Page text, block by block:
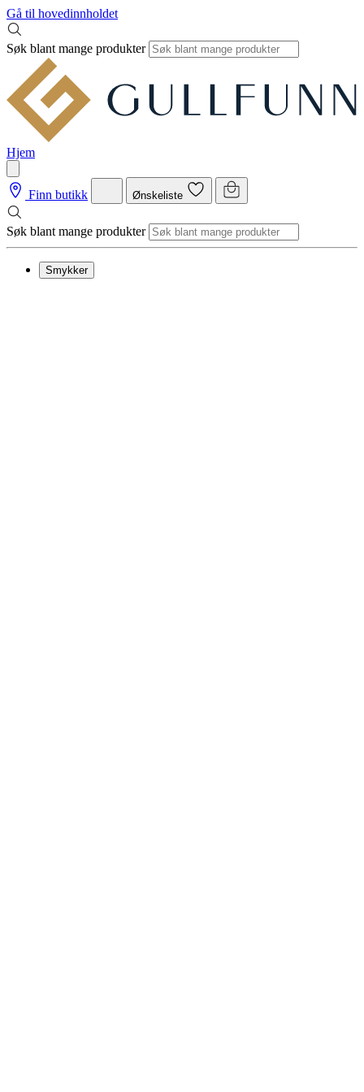
Gå til hovedinnholdet
Søk blant mange produkter
Hjem
Finn butikk Ønskeliste
Søk blant mange produkter
Smykker